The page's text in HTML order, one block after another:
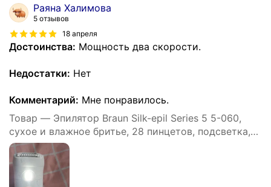
Раяна Халимова
5 отзывов
18 апреля
Достоинства: Мощность два скорости.
Недостатки: Нет
Комментарий: Мне понравилось.
Товар — Эпилятор Braun Silk-epil Series 5 5-060,
сухое и влажное бритье, 28 пинцетов, подсветка,
40 минут автономной работы